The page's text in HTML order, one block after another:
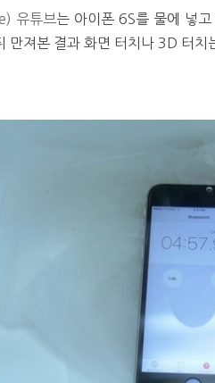
유튜브는 아이폰 6S를 물에 넣
만져본 결과 화면 터치나 3D 터치